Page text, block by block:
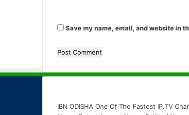
Save my name, email, and website in
IBN ODISHA One Of The Fastest IP.TV